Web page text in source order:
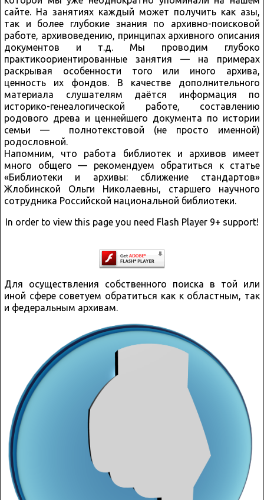
сайте. На занятиях каждый может получить как азы,
так и более глубокие знания по архивно-поисковой
работе, архивоведению, принципах архивного описания
документов и т.д. Мы проводим глубоко
практикоориентированные занятия — на примерах
раскрывая особенности того или иного архива,
ценность их фондов. В качестве дополнительного
материала слушателям даётся информация по
историко-генеалогической работе, составлению
родового древа и ценнейшего документа по истории
семьи — полнотекстовой (не просто именной)
родословной.
Напомним, что работа библиотек и архивов имеет
много общего — рекомендуем обратиться к статье
«Библиотеки и архивы: сближение стандартов»
Жлобинской Ольги Николаевны, старшего научного
сотрудника Российской национальной библиотеки.
In order to view this page you need Flash Player 9+ support!
Для осуществления собственного поиска в той или
иной сфере советуем обратиться как к областным, так
и федеральным архивам.